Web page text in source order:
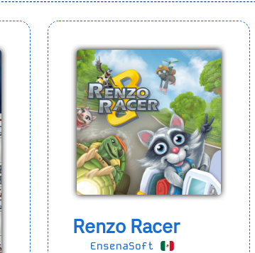
Renzo Racer
EnsenaSoft